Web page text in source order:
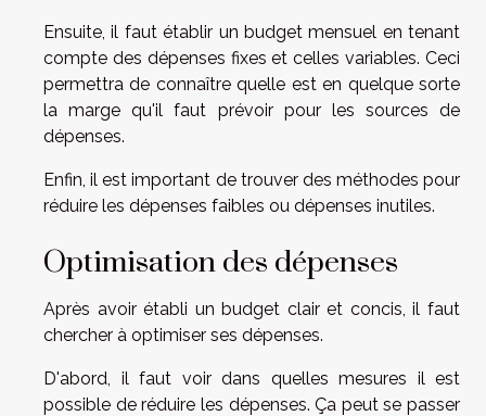
Ensuite, il faut établir un budget mensuel en tenant
compte des dépenses fixes et celles variables. Ceci
permettra de connaître quelle est en quelque sorte
la marge qu'il faut prévoir pour les sources de
dépenses.
Enfin, il est important de trouver des méthodes pour
réduire les dépenses faibles ou dépenses inutiles.
Optimisation des dépenses
Après avoir établi un budget clair et concis, il faut
chercher à optimiser ses dépenses.
D'abord, il faut voir dans quelles mesures il est
possible de réduire les dépenses. Ça peut se passer